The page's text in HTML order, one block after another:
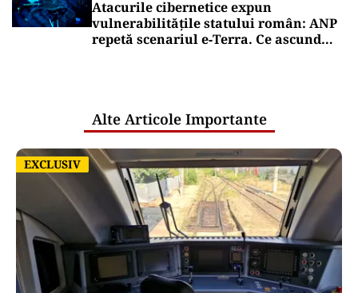
Atacurile cibernetice expun
vulnerabilitățile statului român: ANP
repetă scenariul e‑Terra. Ce ascund
Alte Articole Importante
EXCLUSIV
EXCLUSIV